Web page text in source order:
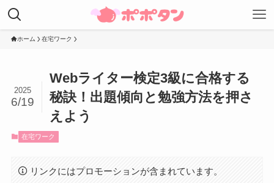
ホーム 在宅ワーク
Webライター検定3級に合格する
秘訣！出題傾向と勉強方法を押さ
えよう
2025
6/19
在宅ワーク
リンクにはプロモーションが含まれています。